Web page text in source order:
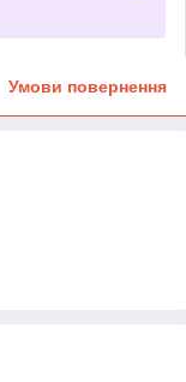
Умови повернення